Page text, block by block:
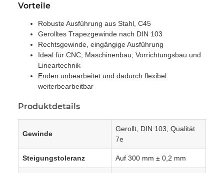
Vorteile
Robuste Ausführung aus Stahl, C45
Gerolltes Trapezgewinde nach DIN 103
Rechtsgewinde, eingängige Ausführung
Ideal für CNC, Maschinenbau, Vorrichtungsbau und
Lineartechnik
Enden unbearbeitet und dadurch flexibel
weiterbearbeitbar
Produktdetails
Gewinde
Gerollt, DIN 103, Qualität
7e
Steigungstoleranz Auf 300 mm ± 0,2 mm